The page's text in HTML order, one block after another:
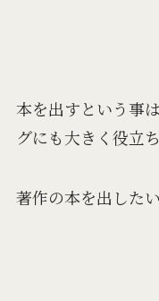
本を出すという事
グにも大きく役立ち
著作の本を出した